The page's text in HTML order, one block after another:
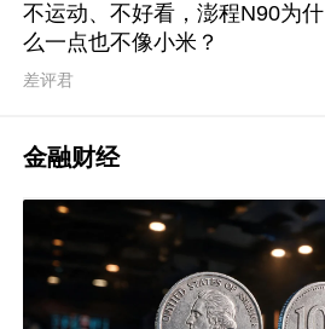
不运动、不好看，澎程N90为什
么一点也不像小米？
差评君
金融财经